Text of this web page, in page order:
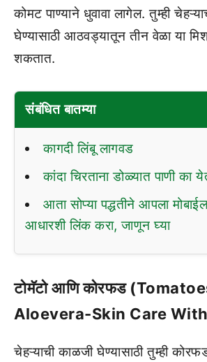
कोमट पाण्याने धुवावा लागेल. तुम्ही
घेण्यासाठी आठवड्यातून तीन वेळा या
शकतात.
संबंधित बातम्या
कागदी लिंबू लागवड
कांदा चिरताना डोळ्यात पाणी का
आता सोप्या पद्धतीने आपला
आधारशी लिंक करा, जाणून घ्या
टोमॅटो आणि कोरफड
Aloevera-Skin Care
चेहऱ्याची काळजी घेण्यासाठी तुम्ही